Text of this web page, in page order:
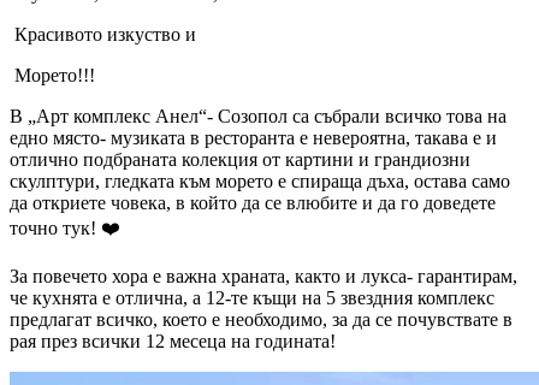
Красивото изкуство и
Морето!!!
В „Арт комплекс Анел“- Созопол са събрали всичко това на
едно място- музиката в ресторанта е невероятна, такава е и
отлично подбраната колекция от картини и грандиозни
скулптури, гледката към морето е спираща дъха, остава само
да откриете човека, в който да се влюбите и да го доведете
точно тук! ❤️
За повечето хора е важна храната, както и лукса- гарантирам,
че кухнята е отлична, а 12-те къщи на 5 звездния комплекс
предлагат всичко, което е необходимо, за да се почувствате в
рая през всички 12 месеца на годината!